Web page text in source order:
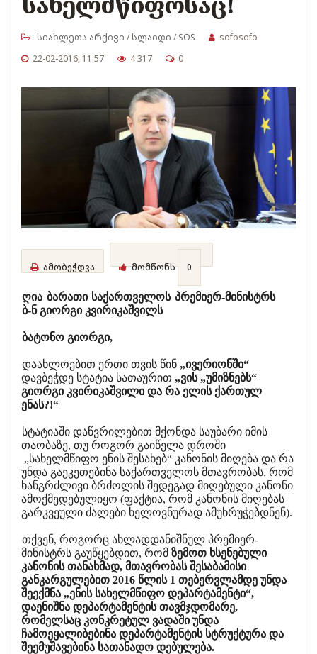
სიახლეთა არქივი /სლაიდი /SOS
sofosofo
22-02-2016, 11:57
4 317 0
ამობეჭდვა მომწონს 0
ღია ბარათი საქართველოს პრემიერ-მინისტრს
ბ-ნ გიორგი კვირიკაშვილს
ბატონო გიორგი,
დაახლოებით ერთი თვის წინ „ივერიონში“
დავბეჭდე სტატია სათაურით „ვის „უმიზნებს“
გიორგი კვირიკაშვილი და რა ელის ქართულ
ენას?!“
სტატიაში დაწვრილებით მქონდა საუბარი იმის
თაობაზე, თუ როგორ გაიწელა დროში
„სახელმწიფო ენის შესახებ“ კანონის მიღება და რა
უნდა გაეკეთებინა საქართველოს მთავრობას, რომ
ხანგრძლივი ბრძოლის შედეგად მიღებული კანონი
ამოქმედებულიყო (ფაქტია, რომ კანონის მიღებას
გარკვეული ძალები ხელოვნურად ამუხრუჭებდნენ).
თქვენ, როგორც ახლადდანიშნულ პრემიერ-
მინისტრს გაუწყებდით, რომ ზემოთ ხსენებული
კანონის თანახმად, მთავრობას შესაბამისი
განკარგულებით 2016 წლის 1 თებერვლამდე უნდა
შეექმნა „ენის სახელმწიფო დეპარტამენტი“,
დაენიშნა დეპარტამენტის თავმჯდომარე,
რომელსაც კონკრეტულ ვადაში უნდა
ჩამოეყალიბებინა დეპარტამენტის სტრუქტურა და
შეემუშავებინა სათანადო დებულება.